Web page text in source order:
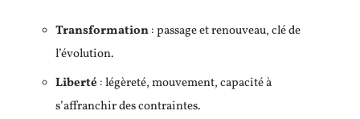
Transformation: passage et renouveau, clé de
l’évolution.
Liberté : légèreté, mouvement, capacité à
s’affranchir des contraintes.